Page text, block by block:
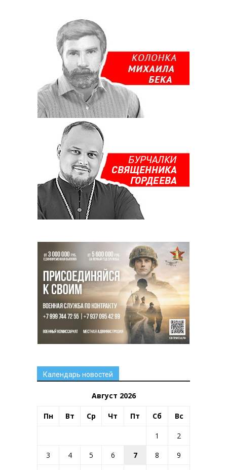
Календарь новостей
Август 2026
Пн Вт Ср Чт Пт Сб Вс
1
2
3
4 5 6 7 8
9